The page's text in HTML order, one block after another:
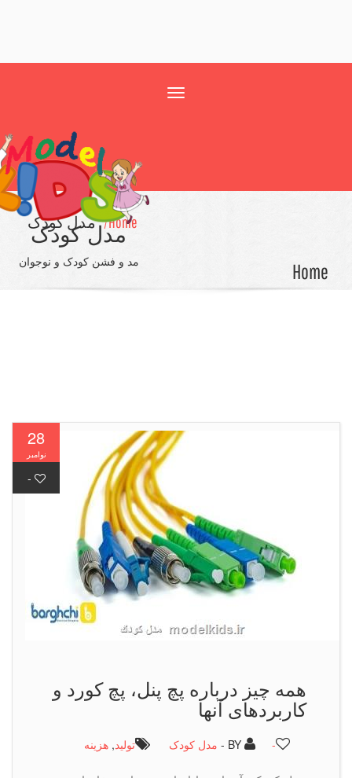
مدل کودک
مد و فشن کودک و نوجوان
مدل کودک
همه چیز درباره پچ پنل، پچ کورد و
کاربردهای آنها
BY - مدل کودک تولید ,هزینه